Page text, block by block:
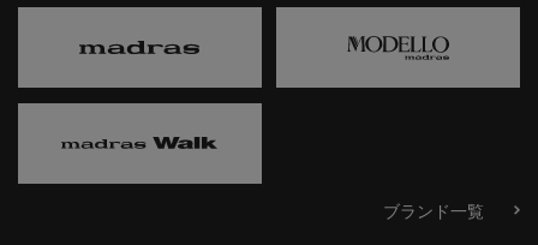
ブランド一覧